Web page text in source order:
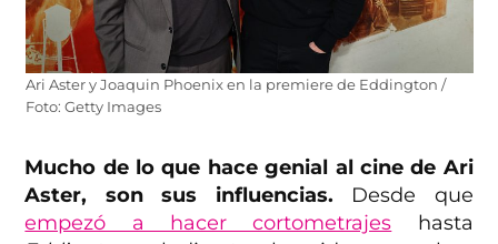
Ari Aster y Joaquin Phoenix en la premiere de Eddington /
Foto: Getty Images
Mucho de lo que hace genial al cine de Ari
Aster, son sus influencias. Desde que
empezó a hacer cortometrajes hasta